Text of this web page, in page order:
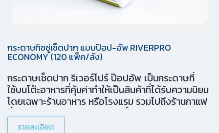
กระดาษทิชชู่เช็ดปาก แบบป๊อป-อัพ RIVERPRO
ECONOMY (120 แพ็ค/ลัง)
กระดาษเช็ดปาก ริเวอร์โปร์ ป๊อปอัพ เป็นกระดาษที่
ใช้บนโต๊ะอาหารที่คุ้มค่าทำให้เป็นสินค้าที่ได้รับความนิยม
โดยเฉพาะร้านอาหาร หรือโรงแรม รวมไปถึงร้านกาแฟ
ทั่วไป • หยิบใช้งานได้สะดวก • เนื้อกระดาษขาวสะอาด
นุ่ม น่าใช้ • ราคาคุ้มค่า ช่วยประหยัดต้นทุนในร้าน
รายละเอียด